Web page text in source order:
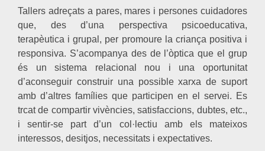
Tallers adreçats a pares, mares i persones cuidadores
que, des d’una perspectiva psicoeducativa,
terapèutica i grupal, per promoure la criança positiva i
responsiva. S’acompanya des de l’òptica que el grup
és un sistema relacional nou i una oportunitat
d’aconseguir construir una possible xarxa de suport
amb d’altres famílies que participen en el servei. Es
trcat de compartir vivències, satisfaccions, dubtes, etc.,
i sentir-se part d’un col·lectiu amb els mateixos
interessos, desitjos, necessitats i expectatives.